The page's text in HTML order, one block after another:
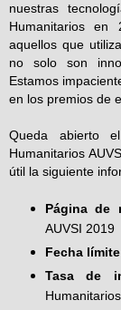
nuestras
Humanitarios en
aquellos que
no solo son
Estamos
en los premios de
Queda abierto
Humanitarios
útil la siguiente
Página de
AUVSI 2019
Fecha
Tasa de
Humanitarios